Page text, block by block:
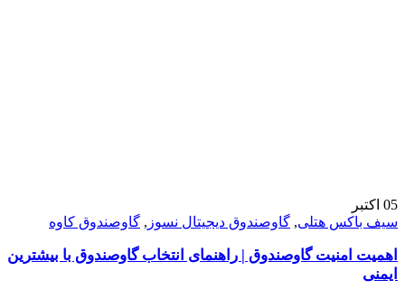
05 اکتبر
سیف باکس هتلی, گاوصندوق دیجیتال نسوز , گاوصندوق کاوه
اهمیت امنیت گاوصندوق | راهنمای انتخاب گاوصندوق با بیشترین
ایمنی